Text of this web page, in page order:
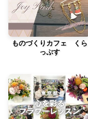
ものづくりカフェ くら
っぷす